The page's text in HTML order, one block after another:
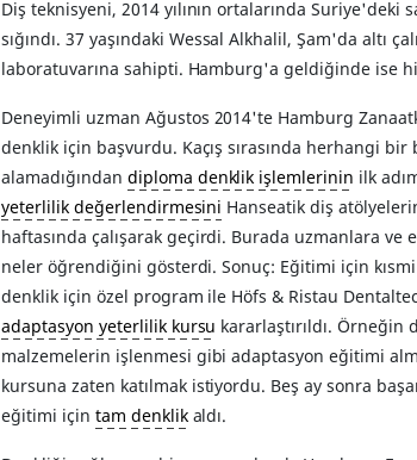
Diş teknisyeni, 2014 yılının ortalarında Suriye'deki
sığındı. 37 yaşındaki Wessal Alkhalil, Şam'da altı
laboratuvarına sahipti. Hamburg'a geldiğinde ise
Deneyimli uzman Ağustos 2014'te Hamburg
denklik için başvurdu. Kaçış sırasında herhangi bir
alamadığından diploma denklik işlemlerinin ilk
yeterlilik değerlendirmesini Hanseatik diş
haftasında çalışarak geçirdi. Burada uzmanlara ve
neler öğrendiğini gösterdi. Sonuç: Eğitimi için
denklik için özel program ile Höfs & Ristau
adaptasyon yeterlilik kursu kararlaştırıldı. Örneğin
malzemelerin işlenmesi gibi adaptasyon eğitimi
kursuna zaten katılmak istiyordu. Beş ay sonra
eğitimi için tam denklikaldı.